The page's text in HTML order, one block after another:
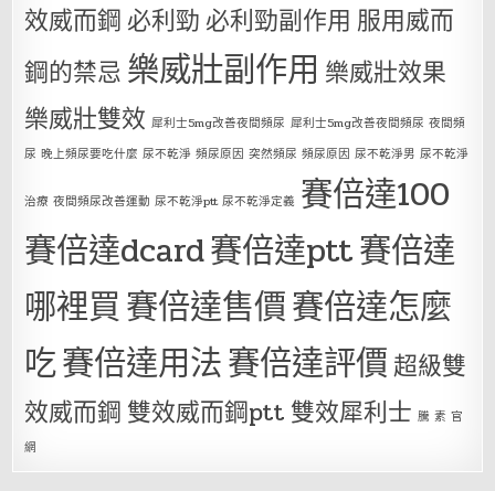
效威而鋼 必利勁 必利勁副作用 服用威而
鋼的禁忌 樂威壯副作用 樂威壯效果
樂威壯雙效 犀利士5mg改善夜間頻尿 犀利士5mg改善夜間頻尿 夜間頻
尿 晚上頻尿要吃什麼 尿不乾淨 頻尿原因 突然頻尿 頻尿原因 尿不乾淨男 尿不乾淨
治療 夜間頻尿改善運動 尿不乾淨ptt 尿不乾淨定義 賽倍達100
賽倍達dcard賽倍達ptt賽倍達
哪裡買賽倍達售價賽倍達怎麼
吃賽倍達用法賽倍達評價超級雙
效威而鋼 雙效威而鋼ptt 雙效犀利士 騰 素 官
網